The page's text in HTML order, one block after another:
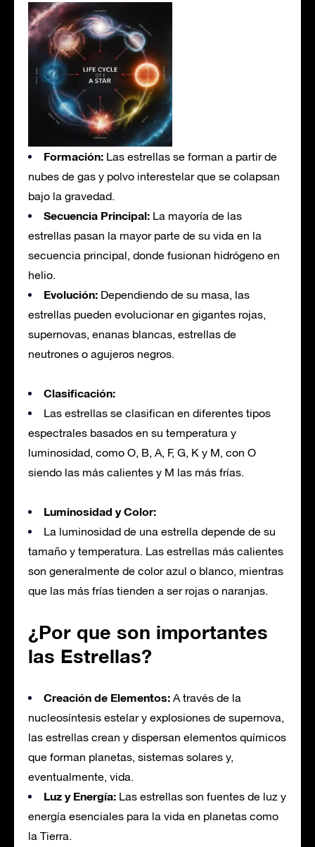
Formación: Las estrellas se forman a partir de
nubes de gas y polvo interestelar que se colapsan
bajo la gravedad.
Secuencia Principal: La mayoría de las
estrellas pasan la mayor parte de su vida en la
secuencia principal, donde fusionan hidrógeno en
helio.
Evolución: Dependiendo de su masa, las
estrellas pueden evolucionar en gigantes rojas,
supernovas, enanas blancas, estrellas de
neutrones o agujeros negros.
Clasificación:
Las estrellas se clasifican en diferentes tipos
espectrales basados en su temperatura y
luminosidad, como O, B, A, F, G, K y M, con O
siendo las más calientes y M las más frías.
Luminosidad y Color:
La luminosidad de una estrella depende de su
tamaño y temperatura. Las estrellas más calientes
son generalmente de color azul o blanco, mientras
que las más frías tienden a ser rojas o naranjas.
¿Por que son importantes
las Estrellas?
Creación de Elementos: A través de la
nucleosíntesis estelar y explosiones de supernova,
las estrellas crean y dispersan elementos químicos
que forman planetas, sistemas solares y,
eventualmente, vida.
Luz y Energía: Las estrellas son fuentes de luz y
energía esenciales para la vida en planetas como
la Tierra.